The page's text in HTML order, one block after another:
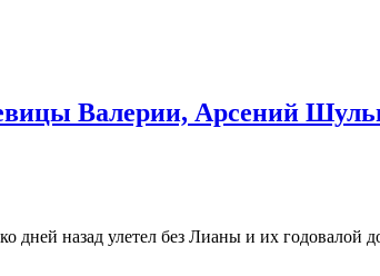
Валерии, Арсений
дней назад улетел без Лианы и их